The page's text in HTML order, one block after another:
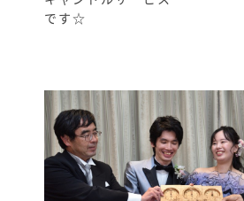
です☆